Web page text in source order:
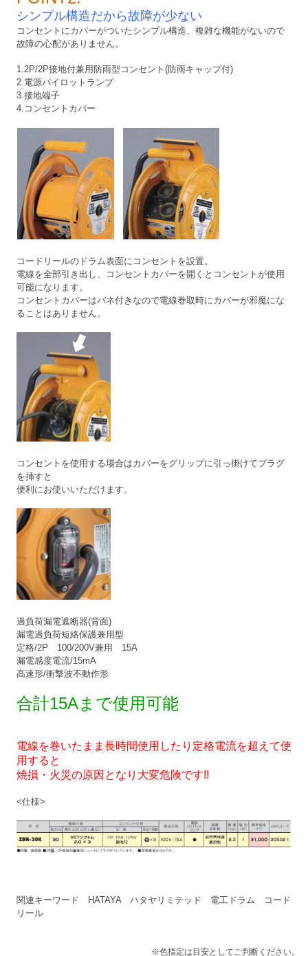
シンプル構造だから故障が少ない
コンセントにカバーがついたシンプル構造、複雑な機能がないので
故障の心配がありません。
1.2P/2P接地付兼用防雨型コンセント(防雨キャップ付)
2.電源パイロットランプ
3.接地端子
4.コンセントカバー
コードリールのドラム表面にコンセントを設置。
電線を全部引き出し、コンセントカバーを開くとコンセントが使用
可能になります。
コンセントカバーはバネ付きなので電線巻取時にカバーが邪魔にな
ることはありません。
コンセントを使用する場合はカバーをグリップに引っ掛けてプラグ
を挿すと
便利にお使いいただけます。
過負荷漏電遮断器(背面)
漏電過負荷短絡保護兼用型
定格/2P 100/200V兼用 15A
漏電感度電流/15mA
高速形/衝撃波不動作形
合計15Aまで使用可能
電線を巻いたまま長時間使用したり定格電流を超えて使
用すると
焼損・火災の原因となり大変危険です!!
<仕様>
関連キーワード HATAYA ハタヤリミテッド 電工ドラム コード
リール
※色指定は目安としてご判断ください。